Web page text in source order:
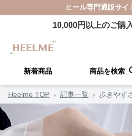
ヒール専門通販サイ
10,000円以上のご購
新着商品 商品を検索
Heelme TOP › 記事一覧 › 歩きやす